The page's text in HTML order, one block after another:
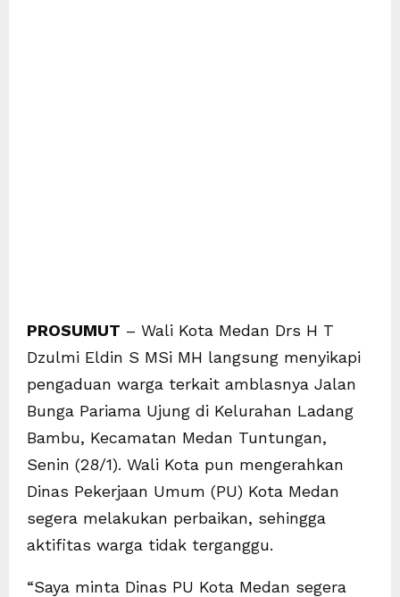
PROSUMUT – Wali Kota Medan Drs H T
Dzulmi Eldin S MSi MH langsung menyikapi
pengaduan warga terkait amblasnya Jalan
Bunga Pariama Ujung di Kelurahan Ladang
Bambu, Kecamatan Medan Tuntungan,
Senin (28/1). Wali Kota pun mengerahkan
Dinas Pekerjaan Umum (PU) Kota Medan
segera melakukan perbaikan, sehingga
aktifitas warga tidak terganggu.
“Saya minta Dinas PU Kota Medan segera